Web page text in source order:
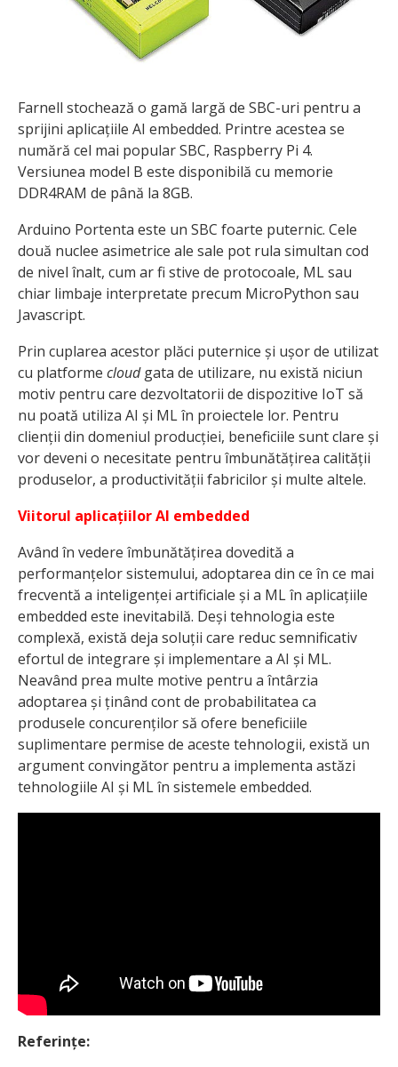
Farnell stochează o gamă largă de SBC-uri pentru a
sprijini aplicațiile AI embedded. Printre acestea se
numără cel mai popular SBC, Raspberry Pi 4.
Versiunea model B este disponibilă cu memorie
DDR4RAM de până la 8GB.
Arduino Portenta este un SBC foarte puternic. Cele
două nuclee asimetrice ale sale pot rula simultan cod
de nivel înalt, cum ar fi stive de protocoale, ML sau
chiar limbaje interpretate precum MicroPython sau
Javascript.
Prin cuplarea acestor plăci puternice și ușor de utilizat
cu platforme cloudgata de utilizare, nu există niciun
motiv pentru care dezvoltatorii de dispozitive IoT să
nu poată utiliza AI și ML în proiectele lor. Pentru
clienții din domeniul producției, beneficiile sunt clare și
vor deveni o necesitate pentru îmbunătățirea calității
produselor, a productivității fabricilor și multe altele.
Viitorul aplicațiilor AI embedded
Având în vedere îmbunătățirea dovedită a
performanțelor sistemului, adoptarea din ce în ce mai
frecventă a inteligenței artificiale și a ML în aplicațiile
embedded este inevitabilă. Deși tehnologia este
complexă, există deja soluții care reduc semnificativ
efortul de integrare și implementare a AI și ML.
Neavând prea multe motive pentru a întârzia
adoptarea și ținând cont de probabilitatea ca
produsele concurenților să ofere beneficiile
suplimentare permise de aceste tehnologii, există un
argument convingător pentru a implementa astăzi
tehnologiile AI și ML în sistemele embedded.
Referințe: